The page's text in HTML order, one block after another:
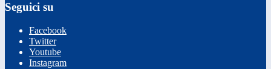
Seguici su
Facebook
Twitter
Youtube
Instagram